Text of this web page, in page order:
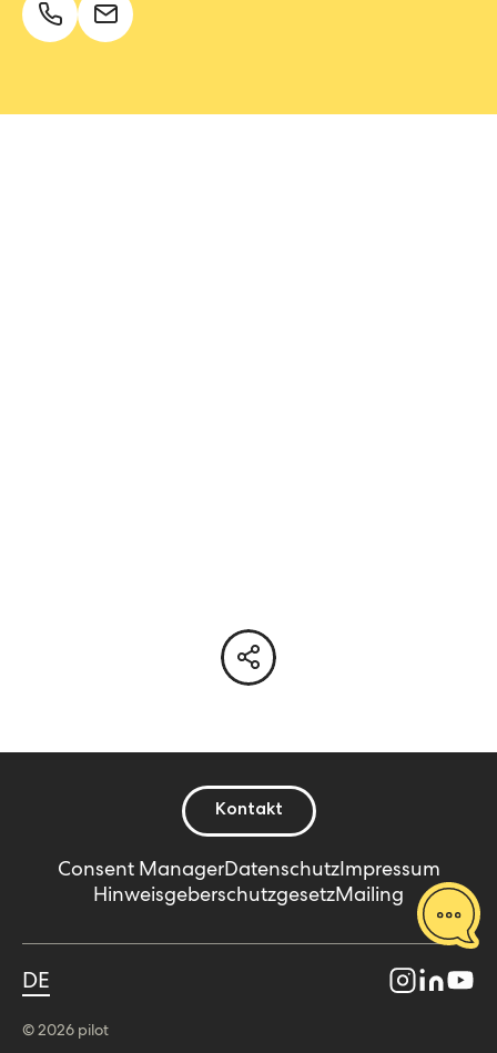
Consent ManagerDatenschutzImpressum
HinweisgeberschutzgesetzMailing
Kontakt
© 2026 pilot
DE